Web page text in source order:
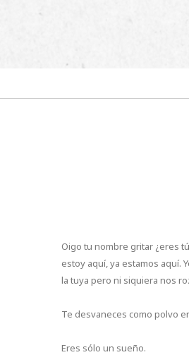
Oigo tu nombre gritar ¿eres
estoy aquí, ya estamos aquí.
la tuya pero ni siquiera nos
Te desvaneces como polvo
Eres sólo un sueño.